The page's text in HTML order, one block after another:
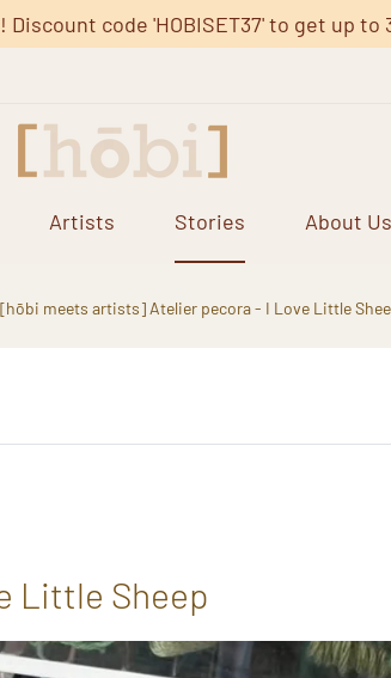
code 'HOBISET37' to get up
Artists Stories About Us
[hōbi meets artists] Atelier pecora - I Love Little
Little Sheep